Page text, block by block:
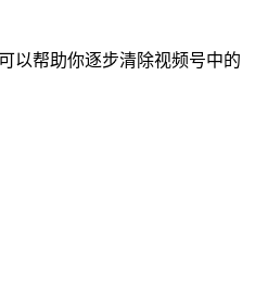
以帮助你逐步清除视频号中的